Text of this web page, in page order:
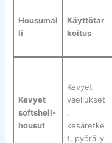
Housumal
li
Käyttötar
koitus
Kevyet
softshell-
housut
Kevyet
vaellukset
,
kesäretke
t, pyöräily